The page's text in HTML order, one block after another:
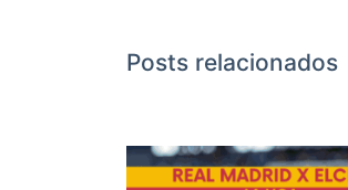
Posts relacionados